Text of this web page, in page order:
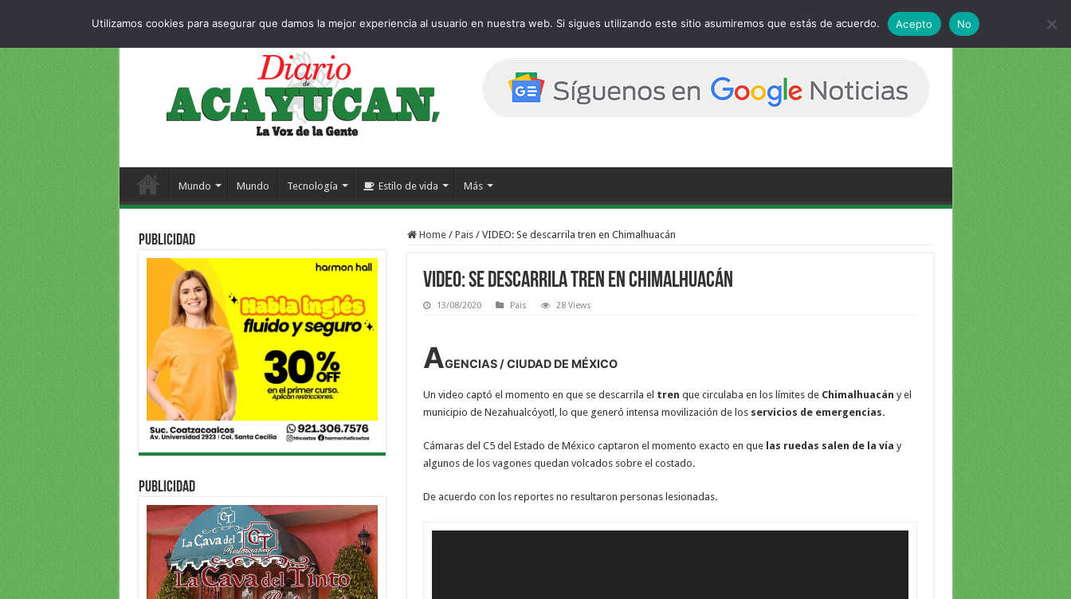
Mundo Mundo Tecnología Estilo de vida Más
Home / Pais / VIDEO: Se descarrila tren en Chimalhuacán
VIDEO: Se descarrila tren en Chimalhuacán
13/08/2020 Pais 28 Views
AGENCIAS / CIUDAD DE MÉXICO
Un video captó el momento en que se descarrila el tren que circulaba en los límites de Chimalhuacán y el
municipio de Nezahualcóyotl, lo que generó intensa movilización de los servicios de emergencias.
Cámaras del C5 del Estado de México captaron el momento exacto en que las ruedas salen de la vía y
algunos de los vagones quedan volcados sobre el costado.
De acuerdo con los reportes no resultaron personas lesionadas.
PUBLICIDAD
PUBLICIDAD
Utilizamos cookies para asegurar que damos la mejor experiencia al usuario en nuestra web. Si sigues utilizando este sitio asumiremos que estás de acuerdo. Acepto No